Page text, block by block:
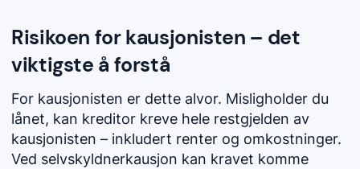
Risikoen for kausjonisten – det
viktigste å forstå
For kausjonisten er dette alvor. Misligholder du
lånet, kan kreditor kreve hele restgjelden av
kausjonisten – inkludert renter og omkostninger.
Ved selvskyldnerkausjon kan kravet komme